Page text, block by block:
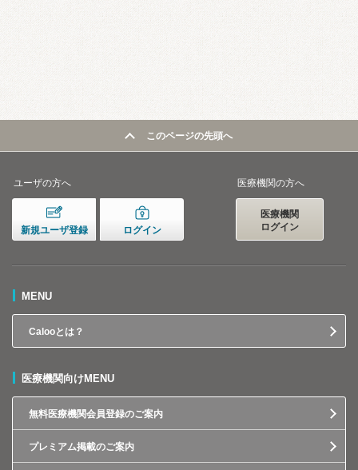
このページの先頭へ
ユーザの方へ
新規ユーザ登録 ログイン
医療機関の方へ
医療機関
ログイン
MENU
Calooとは？
医療機関向けMENU
無料医療機関会員登録のご案内
プレミアム掲載のご案内